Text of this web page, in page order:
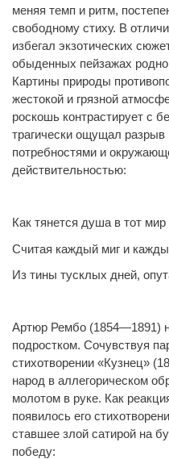
меняя темп и ритм,
свободному стиху. В
избегал экзотических
обыденных пейзажах
Картины природы
жестокой и грязной
роскошь контрастирует с
трагически ощущал
потребностями и
действительностью:
Как тянется душа в тот
Считая каждый миг и
Из тины тусклых дней,
Артюр Рембо (1854—1891)
подростком. Сочувствуя
стихотворении «Кузнец»
народ в аллегорическом
молотом в руке. Как
появилось его
ставшее злой сатирой на
победу: